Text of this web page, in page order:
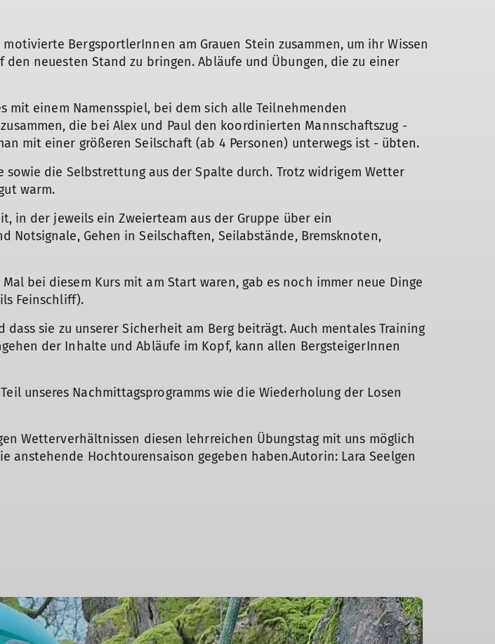
BergsportlerInnen am Grauen Stein zusammen, um ihr Wissen
neuesten Stand zu bringen. Abläufe und Übungen, die zu einer
einem Namensspiel, bei dem sich alle Teilnehmenden
die bei Alex und Paul den koordinierten Mannschaftszug -
mit einer größeren Seilschaft (ab 4 Personen) unterwegs ist - übten.
die Selbstrettung aus der Spalte durch. Trotz widrigem Wetter
warm.
in der jeweils ein Zweierteam aus der Gruppe über ein
Gehen in Seilschaften, Seilabstände, Bremsknoten,
bei diesem Kurs mit am Start waren, gab es noch immer neue Dinge
Feinschliff).
sie zu unserer Sicherheit am Berg beiträgt. Auch mentales Training
der Inhalte und Abläufe im Kopf, kann allen BergsteigerInnen
unseres Nachmittagsprogramms wie die Wiederholung der Losen
Wetterverhältnissen diesen lehrreichen Übungstag mit uns möglich
Hochtourensaison gegeben haben.Autorin: Lara Seelgen